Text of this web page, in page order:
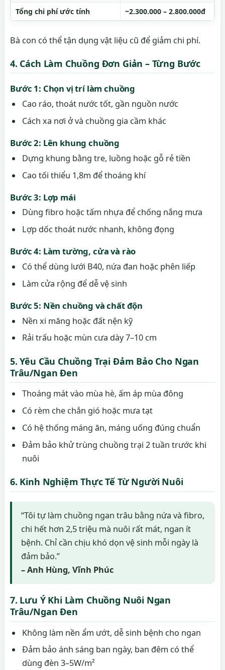
Tổng chi phí ước tính
~2.300.000 – 2.800.000đ
Bà con có thể tận dụng vật liệu cũ để giảm chi phí.
4. Cách Làm Chuồng Đơn Giản – Từng Bước
Bước 1: Chọn vị trí làm chuồng
Cao ráo, thoát nước tốt, gần nguồn nước
Cách xa nơi ở và chuồng gia cầm khác
Bước 2: Lên khung chuồng
Dựng khung bằng tre, luồng hoặc gỗ rẻ tiền
Cao tối thiểu 1,8m để thoáng khí
Bước 3: Lợp mái
Dùng fibro hoặc tấm nhựa để chống nắng mưa
Lợp dốc thoát nước nhanh, không đọng
Bước 4: Làm tường, cửa và rào
Có thể dùng lưới B40, nứa đan hoặc phên liếp
Làm cửa rộng để dễ vệ sinh
Bước 5: Nền chuồng và chất độn
Nền xi măng hoặc đất nện kỹ
Rải trấu hoặc mùn cưa dày 7–10 cm
5. Yêu Cầu Chuồng Trại Đảm Bảo Cho Ngan
Trâu/Ngan Đen
Thoáng mát vào mùa hè, ấm áp mùa đông
Có rèm che chắn gió hoặc mưa tạt
Có hệ thống máng ăn, máng uống đúng chuẩn
Đảm bảo khử trùng chuồng trại 2 tuần trước khi
nuôi
6. Kinh Nghiệm Thực Tế Từ Người Nuôi
“Tôi tự làm chuồng ngan trâu bằng nứa và fibro,
chi hết hơn 2,5 triệu mà nuôi rất mát, ngan ít
bệnh. Chỉ cần chịu khó dọn vệ sinh mỗi ngày là
đảm bảo.”
– Anh Hùng, Vĩnh Phúc
7. Lưu Ý Khi Làm Chuồng Nuôi Ngan
Trâu/Ngan Đen
Không làm nền ẩm ướt, dễ sinh bệnh cho ngan
Đảm bảo ánh sáng ban ngày, ban đêm có thể
dùng đèn 3–5W/m²